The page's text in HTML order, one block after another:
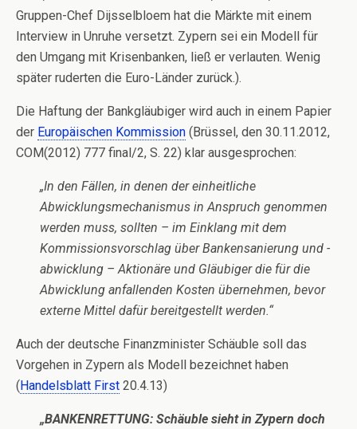
Gruppen-Chef Dijsselbloem hat die Märkte mit einem
Interview in Unruhe versetzt. Zypern sei ein Modell für
den Umgang mit Krisenbanken, ließ er verlauten. Wenig
später ruderten die Euro-Länder zurück.).
Die Haftung der Bankgläubiger wird auch in einem Papier
der Europäischen Kommission (Brüssel, den 30.11.2012,
COM(2012) 777 final/2, S. 22) klar ausgesprochen:
„In den Fällen, in denen der einheitliche
Abwicklungsmechanismus in Anspruch genommen
werden muss, sollten – im Einklang mit dem
Kommissionsvorschlag über Bankensanierung und -
abwicklung – Aktionäre und Gläubiger die für die
Abwicklung anfallenden Kosten übernehmen, bevor
externe Mittel dafür bereitgestellt werden.“
Auch der deutsche Finanzminister Schäuble soll das
Vorgehen in Zypern als Modell bezeichnet haben
(Handelsblatt First 20.4.13)
„BANKENRETTUNG: Schäuble sieht in Zypern doch